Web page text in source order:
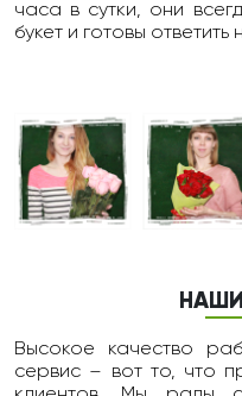
чаcа в сутки, они
букет и готовы
Высокое качество
сервис – вот то, что